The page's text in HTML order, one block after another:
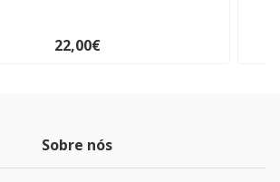
22,00€
Sobre nós